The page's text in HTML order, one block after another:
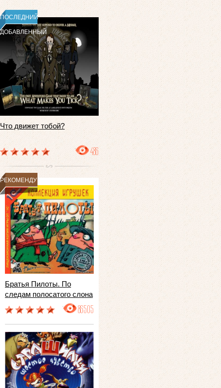
ПОСЛЕДНИЙ
ДОБАВЛЕННЫЙ
Что движет тобой?
486
РЕКОМЕНДУЕМ
Братья Пилоты. По
следам полосатого слона
86505